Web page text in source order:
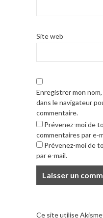
Site web
Enregistrer mon
dans le navigateur
commentaire.
Prévenez-moi de
commentaires par e-
Prévenez-moi de
par e-mail.
Ce site utilise